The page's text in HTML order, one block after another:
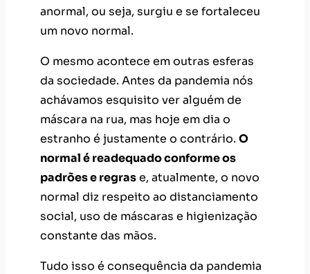
anormal, ou seja, surgiu e se fortaleceu
um novo normal.
O mesmo acontece em outras esferas
da sociedade. Antes da pandemia nós
achávamos esquisito ver alguém de
máscara na rua, mas hoje em dia o
estranho é justamente o contrário. O
normal é readequado conforme os
padrões e regrase, atualmente, o novo
normal diz respeito ao distanciamento
social, uso de máscaras e higienização
constante das mãos.
Tudo isso é consequência da pandemia